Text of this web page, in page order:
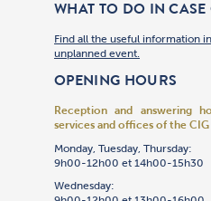
WHAT TO DO IN CASE
Find all the useful information
unplanned event.
OPENING HOURS
Reception and answering
services and offices of the CIG
Monday, Tuesday, Thursday:
9h00-12h00 et 14h00-15h30
Wednesday: